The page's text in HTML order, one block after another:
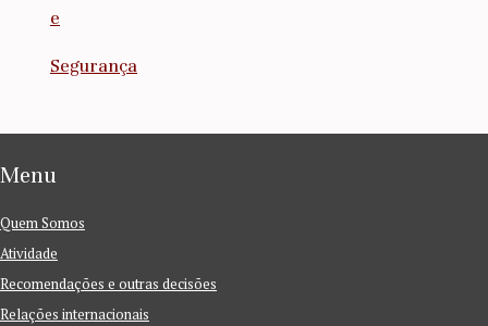
e
Segurança
Menu
Quem Somos
Atividade
Recomendações e outras decisões
Relações internacionais